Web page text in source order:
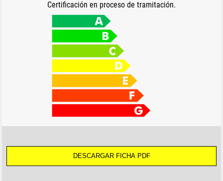
Certificación en proceso de tramitación.